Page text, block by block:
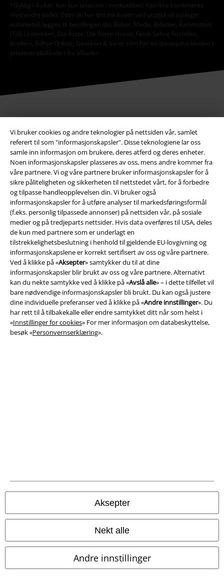
Vi bruker cookies og andre teknologier på nettsiden vår, samlet
referert til som "informasjonskapsler". Disse teknologiene lar oss
samle inn informasjon om brukere, deres atferd og deres enheter.
Noen informasjonskapsler plasseres av oss, mens andre kommer fra
våre partnere. Vi og våre partnere bruker informasjonskapsler for å
sikre påliteligheten og sikkerheten til nettstedet vårt, for å forbedre
og tilpasse handleopplevelsen din. Vi bruker også
informasjonskapsler for å utføre analyser til markedsføringsformål
(f.eks. personlig tilpassede annonser) på nettsiden vår, på sosiale
medier og på tredjeparts nettsider. Hvis data overføres til USA, deles
de kun med partnere som er underlagt en
tilstrekkelighetsbeslutning i henhold til gjeldende EU-lovgivning og
informasjonskapslene er korrekt sertifisert av oss og våre partnere.
Ved å klikke på «Aksepter» samtykker du til at dine
informasjonskapsler blir brukt av oss og våre partnere. Alternativt
kan du nekte samtykke ved å klikke på «Avslå alle» – i dette tilfellet vil
bare nødvendige informasjonskapsler bli brukt. Du kan også justere
dine individuelle preferanser ved å klikke på «Andre innstillinger». Du
har rett til å tilbakekalle eller endre samtykket ditt når som helst i
«Innstillinger for cookies» For mer informasjon om databeskyttelse,
besøk «Personvernserklæring».
Aksepter
Nekt alle
Andre innstillinger
*Gyldig i 4 uker. Kan kun løses inn i nettbutikken. Kan ikke kombineres
med andre koder. Etter du har løst inn koden ved utsjekk vil avslaget
automatisk legges til bestillingen din. Bøker, Media, Billetter, Rammstein,
(Till) Lindemann, Die Ärzte, Die Toten Hosen, Feine Sahne Fischfilet,
Broilers, Böhse Onkelz, Gavekort & Varer som har en donasjon inkludert i
prisen er ekskludert fra tilbudet.
Vår kundeservice er her for deg
Idag er vår kundeservice tilgjengelig mellom 08:00 til 13:00.Lær mer
Start chat
Kundeservice
Hjelp/FAQ
Returvilkår
Returner en vare
Generell størrelsesguide
Betalingsmåter